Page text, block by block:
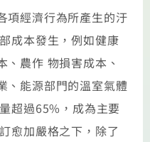
經濟行為所產生的汙
成本發生，例如健康
、農作 物損害成本、
、能源部門的溫室氣體
超過65%，成為主要
愈加嚴格之下，除了